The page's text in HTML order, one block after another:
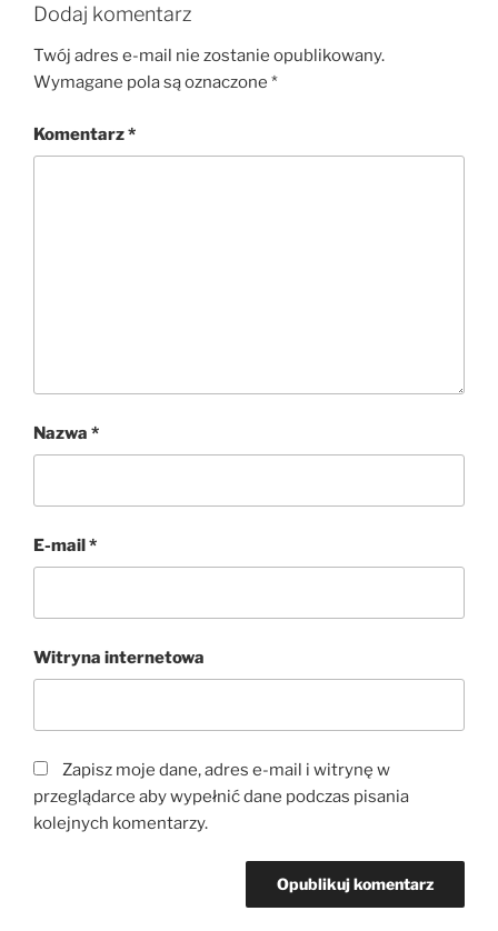
Dodaj komentarz
Twój adres e-mail nie zostanie opublikowany.
Wymagane pola są oznaczone *
Komentarz*
Nazwa *
E-mail*
Witryna internetowa
Zapisz moje dane, adres e-mail i witrynę w
przeglądarce aby wypełnić dane podczas pisania
kolejnych komentarzy.